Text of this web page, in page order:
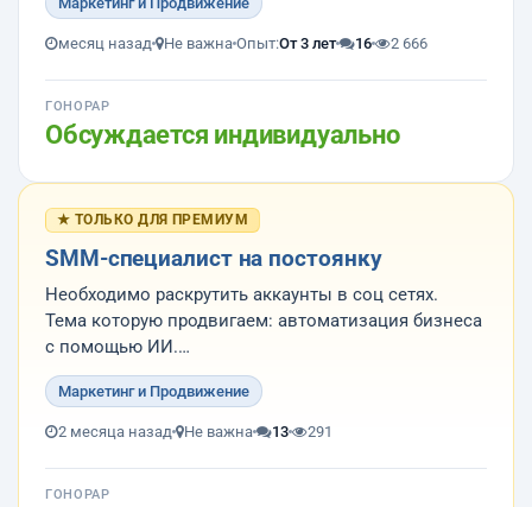
компании
2. Определить и согласовать список ресурсов
Сайт компании - https://i...
месяц назад Не важна Опыт:От 3 лет 16 2 666
ГОНОРАР
Обсуждается индивидуально
★ ТОЛЬКО ДЛЯ ПРЕМИУМ
SMM-специалист на постоянку
Необходимо раскрутить аккаунты в соц сетях.
Тема которую продвигаем: автоматизация бизнеса
с помощью ИИ.
Мы себя позиционируем как инженеры,
программисты, ит-специалисты которые с умом и
знанием дела используют ИИ для разработки
Маркетинг и Продвижение
2 месяца назад Не важна 13 291
ГОНОРАР